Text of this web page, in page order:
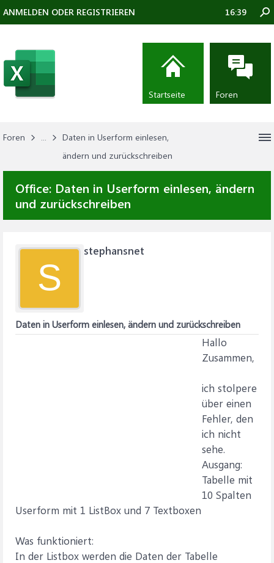
Foren ...
Daten in Userform einlesen,
ändern und zurückschreiben
Office: Daten in Userform einlesen, ändern
und zurückschreiben
S
stephansnet
Daten in Userform einlesen, ändern und zurückschreiben
Hallo
Zusammen,
ich stolpere
über einen
Fehler, den
ich nicht
sehe.
Ausgang:
Tabelle mit
10 Spalten
Userform mit 1 ListBox und 7 Textboxen
Was funktioniert:
In der Listbox werden die Daten der Tabelle
ANMELDEN ODER REGISTRIEREN 16:39
Startseite Foren